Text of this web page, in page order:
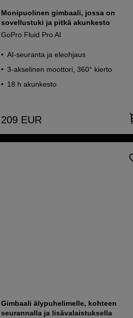
Monipuolinen gimbaali, jossa on
sovellustuki ja pitkä akunkesto
GoPro Fluid Pro AI
AI-seuranta ja eleohjaus
3-akselinen moottori, 360° kierto
18 h akunkesto
209 EUR
Gimbaali älypuhelimelle, kohteen
seurannalla ja lisävalaistuksella